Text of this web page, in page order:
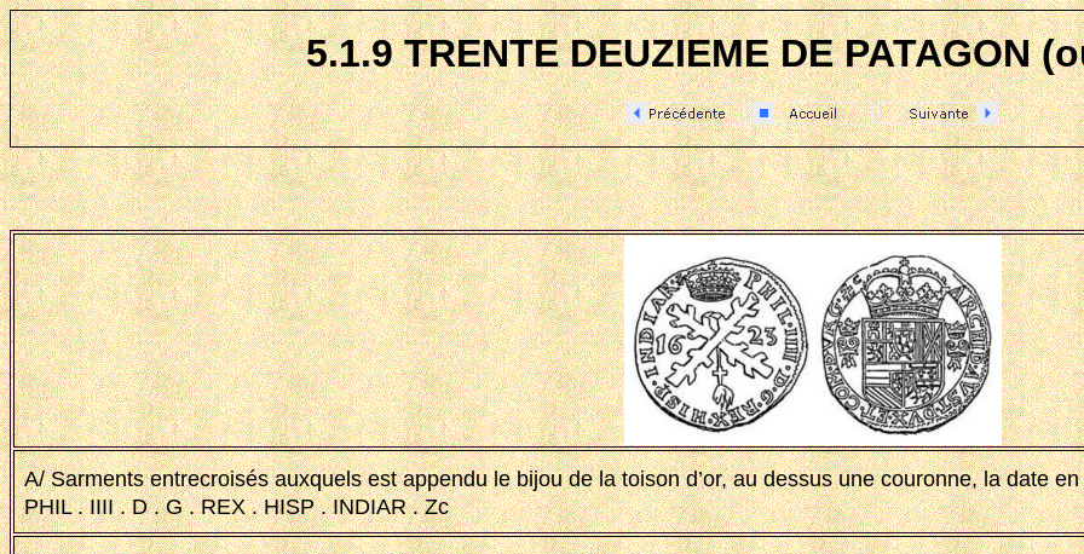
5.1.9 TRENTE DEUZIEME DE PATAGON
A/ Sarments entrecroisés auxquels est appendu le bijou de la toison d’or, au dessus une couronne, la date
PHIL . IIII . D . G . REX . HISP . INDIAR . Zc